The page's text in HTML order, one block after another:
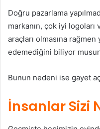
Doğru pazarlama
markanın, çok iyi
araçları olmasına
edemediğini biliyor
Bunun nedeni ise gayet
İnsanlar Sizi